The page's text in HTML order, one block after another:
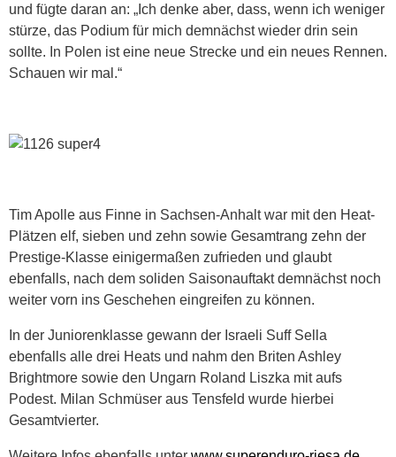
und fügte daran an: „Ich denke aber, dass, wenn ich weniger
stürze, das Podium für mich demnächst wieder drin sein
sollte. In Polen ist eine neue Strecke und ein neues Rennen.
Schauen wir mal.“
Tim Apolle aus Finne in Sachsen-Anhalt war mit den Heat-
Plätzen elf, sieben und zehn sowie Gesamtrang zehn der
Prestige-Klasse einigermaßen zufrieden und glaubt
ebenfalls, nach dem soliden Saisonauftakt demnächst noch
weiter vorn ins Geschehen eingreifen zu können.
In der Juniorenklasse gewann der Israeli Suff Sella
ebenfalls alle drei Heats und nahm den Briten Ashley
Brightmore sowie den Ungarn Roland Liszka mit aufs
Podest. Milan Schmüser aus Tensfeld wurde hierbei
Gesamtvierter.